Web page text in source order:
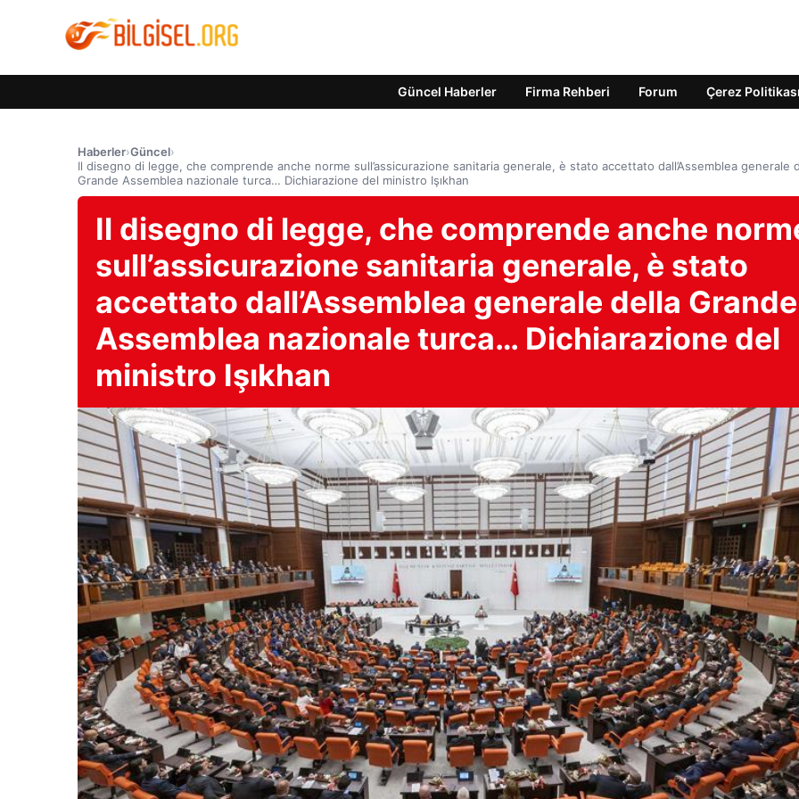
Güncel Haberler Firma Rehberi Forum Çerez Politikası
Haberler›Güncel›
Il disegno di legge, che comprende anche norme sull’assicurazione sanitaria generale, è stato accettato dall’Assemblea generale
Grande Assemblea nazionale turca… Dichiarazione del ministro Işıkhan
Il disegno di legge, che comprende anche
sull’assicurazione sanitaria generale, è stato
accettato dall’Assemblea generale della Grande
Assemblea nazionale turca… Dichiarazione del
ministro Işıkhan